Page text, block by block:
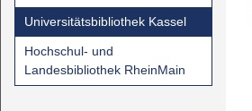
Universitätsbibliothek Kassel
Hochschul- und
Landesbibliothek RheinMain